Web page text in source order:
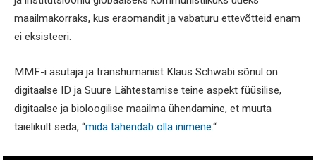
maailmakorraks, kus eraomandit ja vabaturu ettevõtteid enam
ei eksisteeri.
MMF-i asutaja ja transhumanist Klaus Schwabi sõnul on
digitaalse ID ja Suure Lähtestamise teine aspekt füüsilise,
digitaalse ja bioloogilise maailma ühendamine, et muuta
täielikult seda, “mida tähendab olla inimene.“